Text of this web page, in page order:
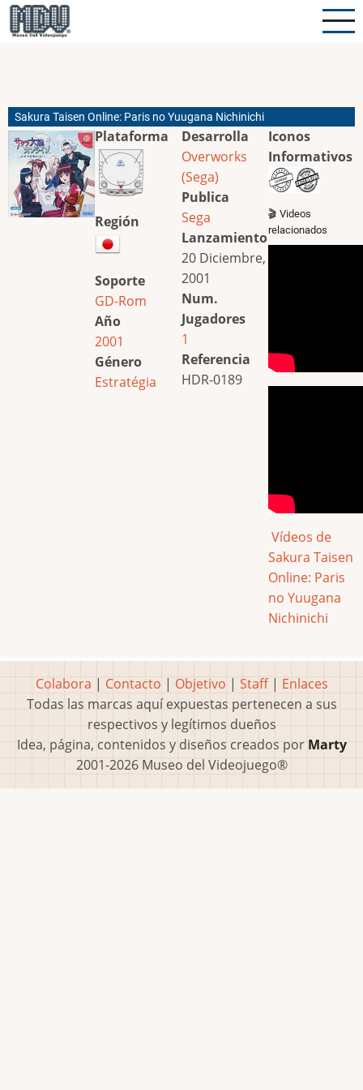
Pasar
al
Sakura Taisen Online: Paris no Yuugana Nichinichi
Plataforma
Región
Soporte
GD-Rom
Año
2001
Género
Estratégia
Desarrolla
Overworks
(Sega)
Publica
Sega
Lanzamiento
20 Diciembre,
2001
Num.
Jugadores
1
Referencia
HDR-0189
Iconos
Informativos
🎬 Videos
relacionados
Vídeos de
Sakura Taisen
Online: Paris
no Yuugana
Nichinichi
Colabora | Contacto | Objetivo | Staff| Enlaces
Todas las marcas aquí expuestas pertenecen a sus
respectivos y legítimos dueños
Idea, página, contenidos y diseños creados por Marty
2001-2026 Museo del Videojuego®